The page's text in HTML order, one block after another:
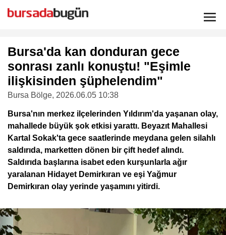
Bursa'da kan donduran gece
sonrası zanlı konuştu! "Eşimle
ilişkisinden şüphelendim"
Bursa Bölge, 2026.06.05 10:38
Bursa'nın merkez ilçelerinden Yıldırım'da yaşanan olay,
mahallede büyük şok etkisi yarattı. Beyazıt Mahallesi
Kartal Sokak'ta gece saatlerinde meydana gelen silahlı
saldırıda, marketten dönen bir çift hedef alındı.
Saldırıda başlarına isabet eden kurşunlarla ağır
yaralanan Hidayet Demirkıran ve eşi Yağmur
Demirkıran olay yerinde yaşamını yitirdi.